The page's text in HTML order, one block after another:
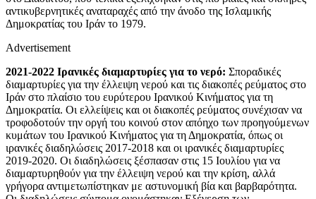
αντικυβερνητικές αναταραχές από την άνοδο της Ισλαμικής
Δημοκρατίας του Ιράν το 1979.
Advertisement
2021-2022 Ιρανικές διαμαρτυρίες για το νερό: Σποραδικές
διαμαρτυρίες για την έλλειψη νερού και τις διακοπές ρεύματος στο
Ιράν στο πλαίσιο του ευρύτερου Ιρανικού Κινήματος για τη
Δημοκρατία. Οι ελλείψεις και οι διακοπές ρεύματος συνέχισαν να
τροφοδοτούν την οργή του κοινού στον απόηχο των προηγούμενων
κυμάτων του Ιρανικού Κινήματος για τη Δημοκρατία, όπως οι
ιρανικές διαδηλώσεις 2017-2018 και οι ιρανικές διαμαρτυρίες
2019-2020. Οι διαδηλώσεις ξέσπασαν στις 15 Ιουλίου για να
διαμαρτυρηθούν για την έλλειψη νερού και την κρίση, αλλά
γρήγορα αντιμετωπίστηκαν με αστυνομική βία και βαρβαρότητα.